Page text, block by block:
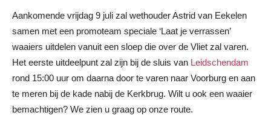
Aankomende vrijdag 9 juli zal wethouder Astrid van Eekelen
samen met een promoteam speciale ‘Laat je verrassen’
waaiers uitdelen vanuit een sloep die over de Vliet zal varen.
Het eerste uitdeelpunt zal zijn bij de sluis van Leidschendam
rond 15:00 uur om daarna door te varen naar Voorburg en aan
te meren bij de kade nabij de Kerkbrug. Wilt u ook een waaier
bemachtigen? We zien u graag op onze route.